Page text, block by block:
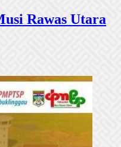
Rawas Utara